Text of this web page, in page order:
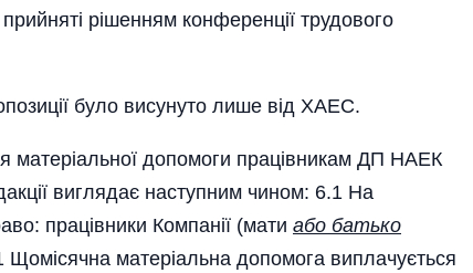
рішенням конференції трудового
було висунуто лише від ХАЕС.
матеріальної допомоги працівникам ДП НАЕК
виглядає наступним чином: 6.1 На
працівники Компанії (мати або батько
матеріальна допомога виплачується